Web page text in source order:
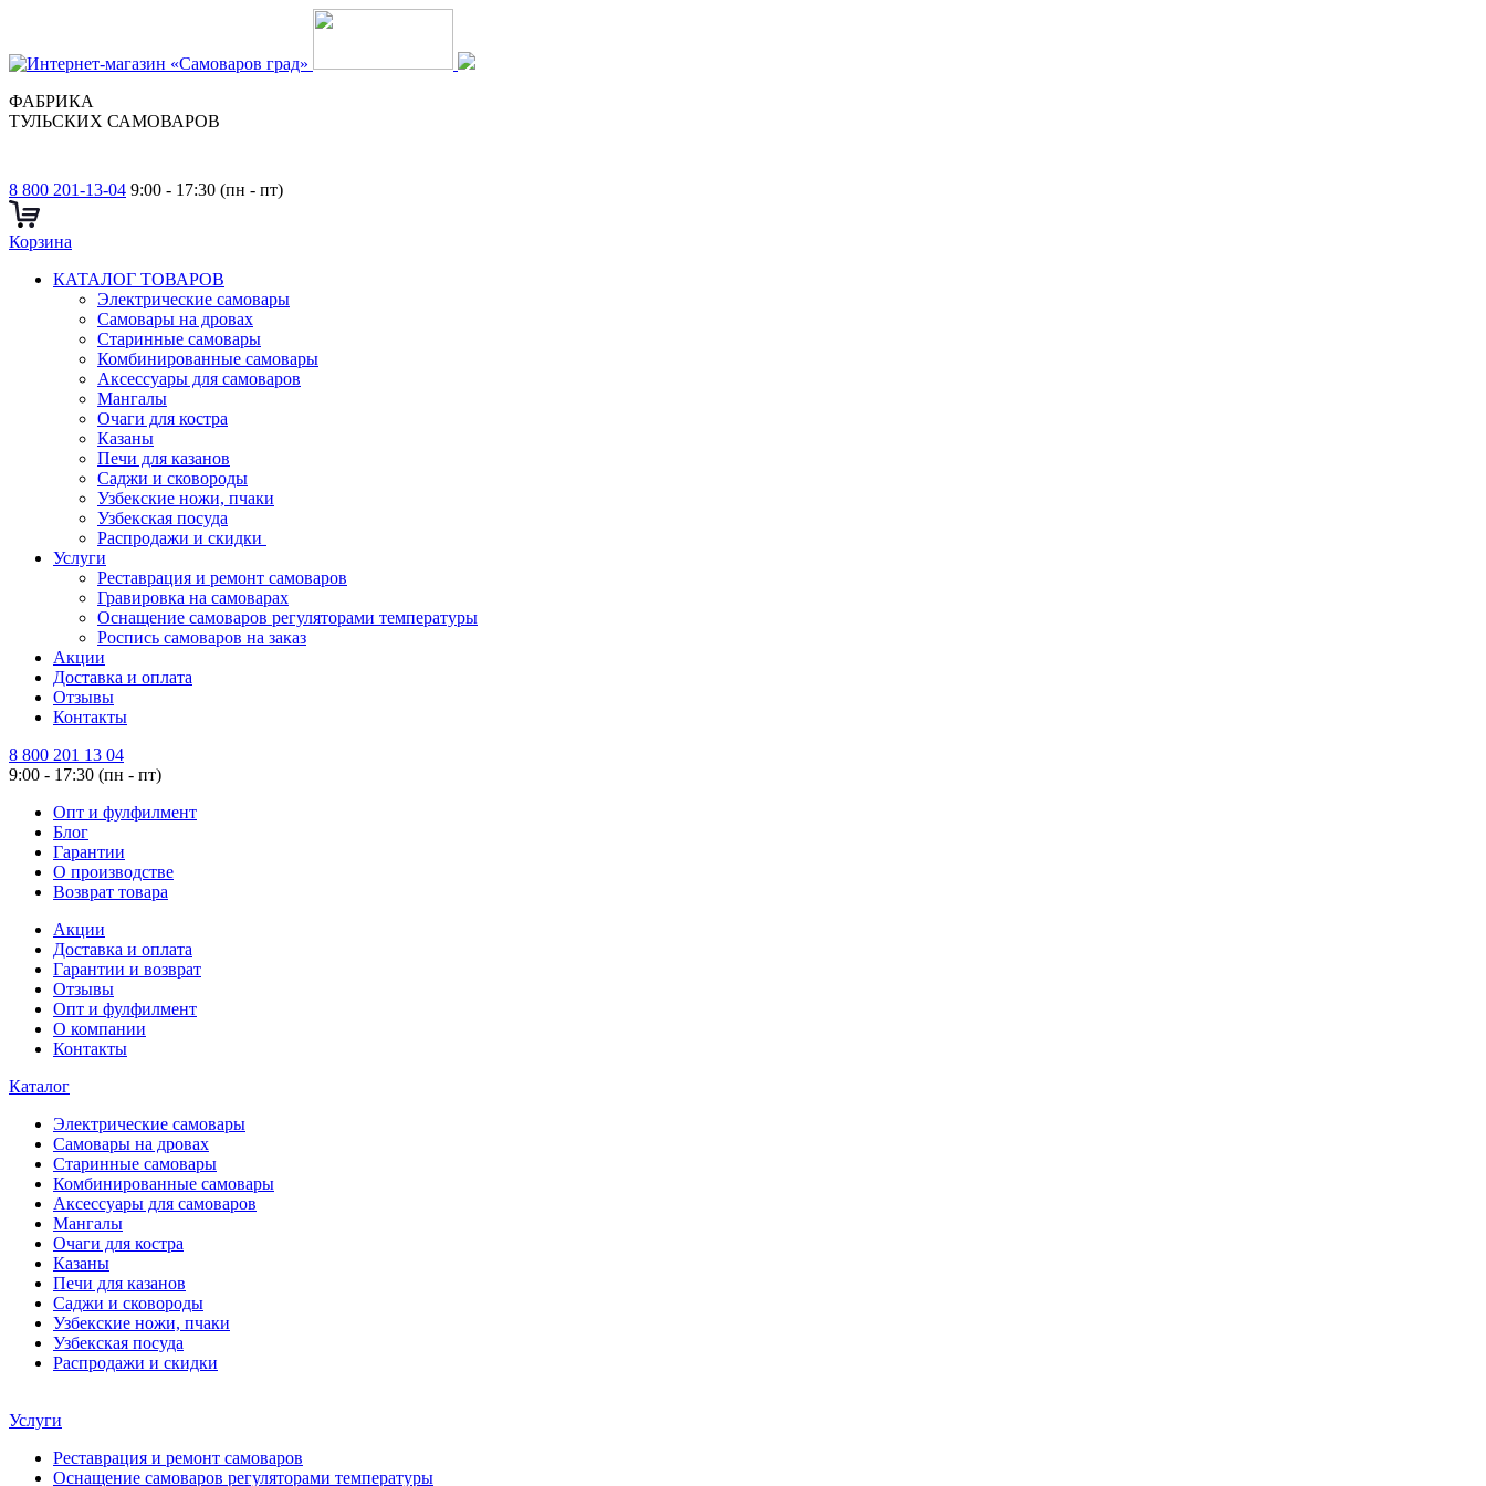
ФАБРИКА
ТУЛЬСКИХ САМОВАРОВ
8 800 201-13-04 9:00 - 17:30 (пн - пт)
Корзина
КАТАЛОГ ТОВАРОВ
Электрические самовары
Cамовары на дровах
Старинные самовары
Комбинированные самовары
Аксессуары для самоваров
Мангалы
Очаги для костра
Казаны
Печи для казанов
Саджи и сковороды
Узбекские ножи, пчаки
Узбекская посуда
Распродажи и скидки
Услуги
Реставрация и ремонт самоваров
Гравировка на самоварах
Оснащение самоваров регуляторами температуры
Роспись самоваров на заказ
Акции
Доставка и оплата
Отзывы
Контакты
8 800 201 13 04
9:00 - 17:30 (пн - пт)
Опт и фулфилмент
Блог
Гарантии
О производстве
Возврат товара
Акции
Доставка и оплата
Гарантии и возврат
Отзывы
Опт и фулфилмент
О компании
Контакты
Каталог
Электрические самовары
Cамовары на дровах
Старинные самовары
Комбинированные самовары
Аксессуары для самоваров
Мангалы
Очаги для костра
Казаны
Печи для казанов
Саджи и сковороды
Узбекские ножи, пчаки
Узбекская посуда
Распродажи и скидки
Услуги
Реставрация и ремонт самоваров
Оснащение самоваров регуляторами температуры